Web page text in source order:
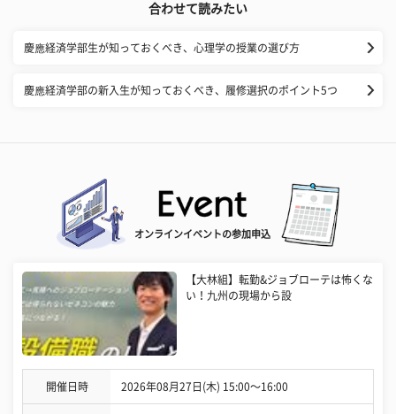
合わせて読みたい
慶應経済学部生が知っておくべき、心理学の授業の選び方
慶應経済学部の新入生が知っておくべき、履修選択のポイント5つ
オンラインイベントの参加申込
【大林組】転勤&ジョブローテは怖くな
い！九州の現場から設
開催日時 2026年08月27日(木) 15:00〜16:00